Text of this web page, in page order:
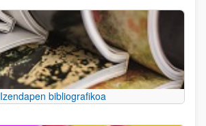
Izendapen bibliografikoa